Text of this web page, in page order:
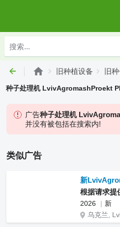
旧种植设备 旧
种子处理机 LvivAgromashProekt
广告种子处理机
并没有被包括在搜索内!
类似广告
根据请求提
2026
新
乌克兰,